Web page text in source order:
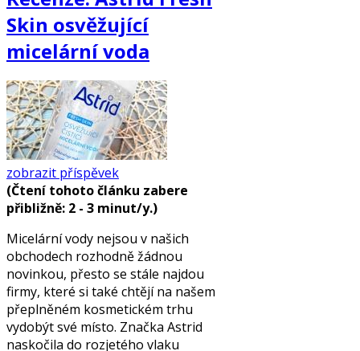
Skin osvěžující
micelární voda
zobrazit příspěvek
(Čtení tohoto článku zabere
přibližně: 2 - 3 minut/y.)
Micelární vody nejsou v našich
obchodech rozhodně žádnou
novinkou, přesto se stále najdou
firmy, které si také chtějí na našem
přeplněném kosmetickém trhu
vydobýt své místo. Značka Astrid
naskočila do rozjetého vlaku